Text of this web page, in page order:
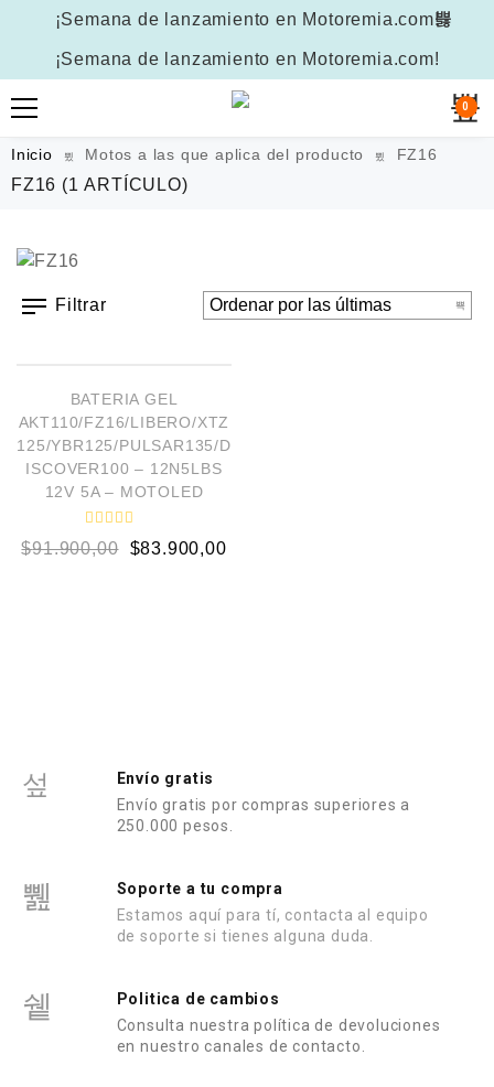
¡Semana de lanzamiento en Motoremia.com!
¡Semana de lanzamiento en Motoremia.com!
0
Inicio Motos a las que aplica del producto FZ16
FZ16 (1 ARTÍCULO)
Filtrar
BATERIA GEL
AKT110/FZ16/LIBERO/XTZ
125/YBR125/PULSAR135/D
ISCOVER100 – 12N5LBS
12V 5A – MOTOLED
V
a
$91.900,00 $83.900,00
Envío gratis
Envío gratis por compras superiores a
250.000 pesos.
Soporte a tu compra
Estamos aquí para tí, contacta al equipo
de soporte si tienes alguna duda.
Politica de cambios
Consulta nuestra política de devoluciones
en nuestro canales de contacto.